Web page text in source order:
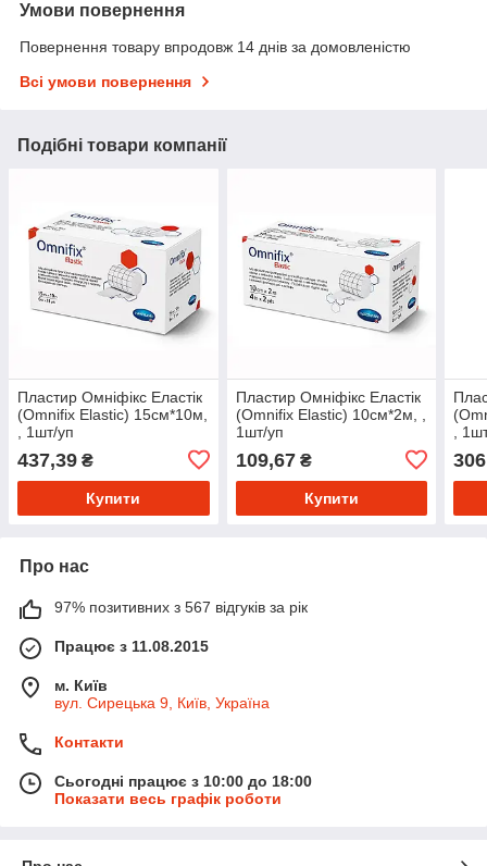
Умови повернення
Повернення товару впродовж 14 днів за домовленістю
Всі умови повернення
Подібні товари компанії
Пластир Омніфікс Еластік
(Omnifix Elastic) 15см*10м,
, 1шт/уп
437,39 ₴
Купити
Пластир Омніфікс Еластік
(Omnifix Elastic) 10см*2м, ,
1шт/уп
109,67₴
Купити
,
Про нас
97% позитивних з 567 відгуків за рік
Працює з 11.08.2015
м. Київ
вул. Сирецька 9, Київ, Україна
Контакти
Сьогодні працює з 10:00 до 18:00
Показати весь графік роботи